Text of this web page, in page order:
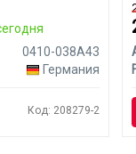
0410-038A43
Германия
Код: 208279-2